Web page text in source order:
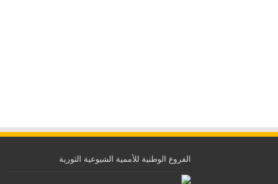
الفروع الوطنية للأممية الشيوعية الثورية